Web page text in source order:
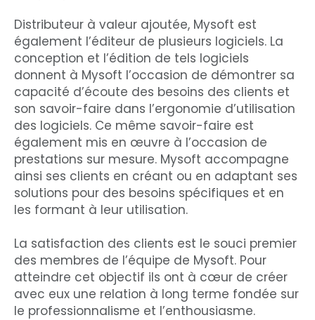
Distributeur à valeur ajoutée, Mysoft est
également l’éditeur de plusieurs logiciels. La
conception et l’édition de tels logiciels
donnent à Mysoft l’occasion de démontrer sa
capacité d’écoute des besoins des clients et
son savoir-faire dans l’ergonomie d’utilisation
des logiciels. Ce même savoir-faire est
également mis en œuvre à l’occasion de
prestations sur mesure. Mysoft accompagne
ainsi ses clients en créant ou en adaptant ses
solutions pour des besoins spécifiques et en
les formant à leur utilisation.
La satisfaction des clients est le souci premier
des membres de l’équipe de Mysoft. Pour
atteindre cet objectif ils ont à cœur de créer
avec eux une relation à long terme fondée sur
le professionnalisme et l’enthousiasme.